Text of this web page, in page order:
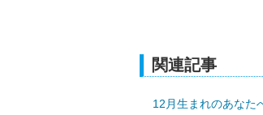
関連記事
12月生まれのあなた